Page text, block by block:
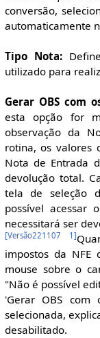
conversão,
automaticamente
Tipo Nota:
utilizado para
Gerar OBS com
esta opção for
observação da
rotina, os valores
Nota de Entrada
devolução total.
tela de seleção
possível acessar
necessitará ser
[Versão221107 1 ]
impostos da NFE
mouse sobre o
"Não é possível
'Gerar OBS com
selecionada,
desabilitado.